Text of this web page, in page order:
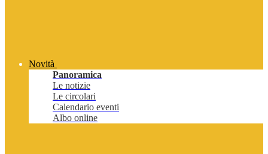
Novità
Panoramica
Le notizie
Le circolari
Calendario eventi
Albo online